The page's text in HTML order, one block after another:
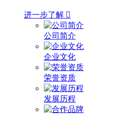
进一步了解 
公司简介
企业文化
荣誉资质
发展历程